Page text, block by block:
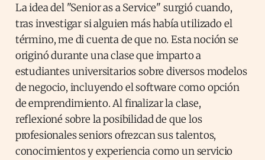
La idea del "Senior as a Service" surgió cuando,
tras investigar si alguien más había utilizado el
término, me di cuenta de que no. Esta noción se
originó durante una clase que imparto a
estudiantes universitarios sobre diversos modelos
de negocio, incluyendo el software como opción
de emprendimiento. Al finalizar la clase,
reflexioné sobre la posibilidad de que los
profesionales seniors ofrezcan sus talentos,
conocimientos y experiencia como un servicio